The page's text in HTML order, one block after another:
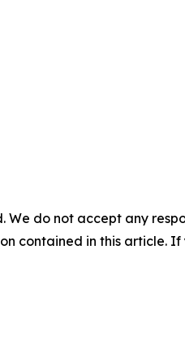
We do not accept any
contained in this article.